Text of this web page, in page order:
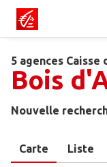
5 agences Caisse
Bois
Nouvelle
Carte Liste